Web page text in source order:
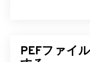
PEFファイ